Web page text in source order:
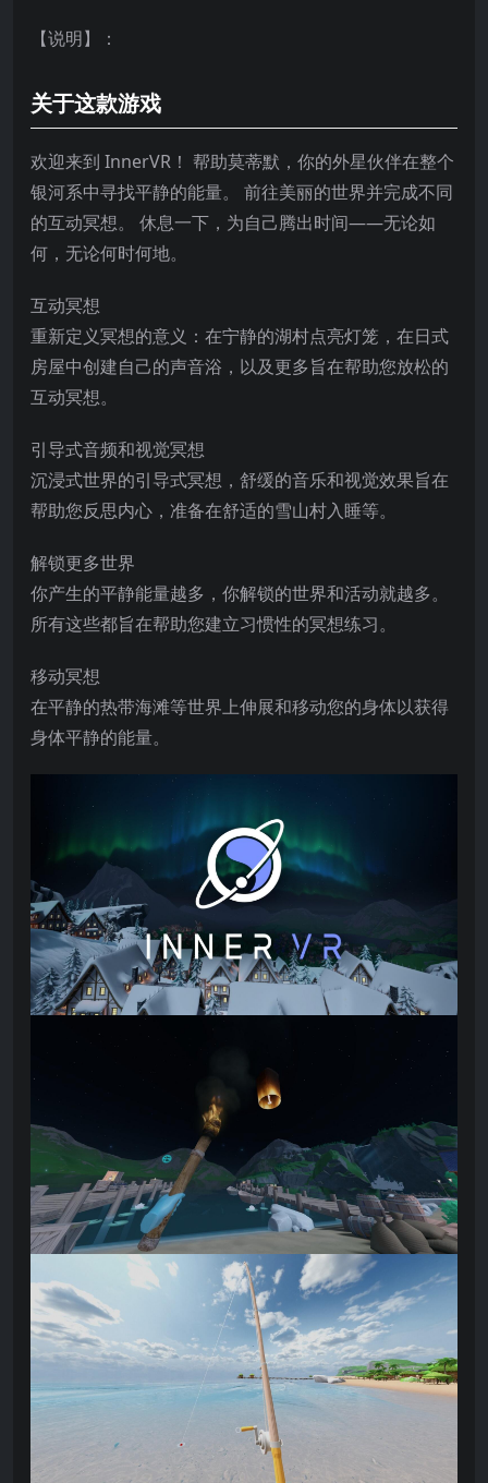
【说明】：
关于这款游戏
欢迎来到 InnerVR！ 帮助莫蒂默，你的外星伙伴在整个
银河系中寻找平静的能量。 前往美丽的世界并完成不同
的互动冥想。 休息一下，为自己腾出时间——无论如
何，无论何时何地。
互动冥想
重新定义冥想的意义：在宁静的湖村点亮灯笼，在日式
房屋中创建自己的声音浴，以及更多旨在帮助您放松的
互动冥想。
引导式音频和视觉冥想
沉浸式世界的引导式冥想，舒缓的音乐和视觉效果旨在
帮助您反思内心，准备在舒适的雪山村入睡等。
解锁更多世界
你产生的平静能量越多，你解锁的世界和活动就越多。
所有这些都旨在帮助您建立习惯性的冥想练习。
移动冥想
在平静的热带海滩等世界上伸展和移动您的身体以获得
身体平静的能量。